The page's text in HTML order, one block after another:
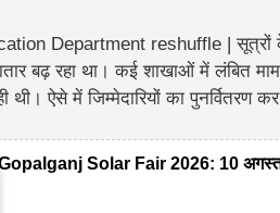
Department reshuffle | सूत्रों के
बढ़ रहा था। कई शाखाओं में लंबित
थी। ऐसे में जिम्मेदारियों का
Solar Fair 2026: 10 अगस्त